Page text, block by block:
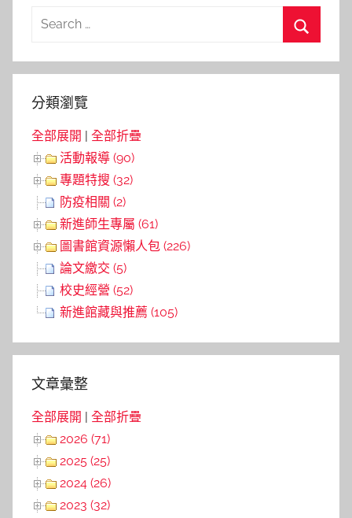
Search
分類瀏覽
全部展開 | 全部折疊
活動報導 (90)
專題特搜 (32)
防疫相關 (2)
新進師生專屬 (61)
圖書館資源懶人包 (226)
論文繳交 (5)
校史經營 (52)
新進館藏與推薦 (105)
文章彙整
全部展開 | 全部折疊
2026 (71)
2025 (25)
2024 (26)
2023 (32)